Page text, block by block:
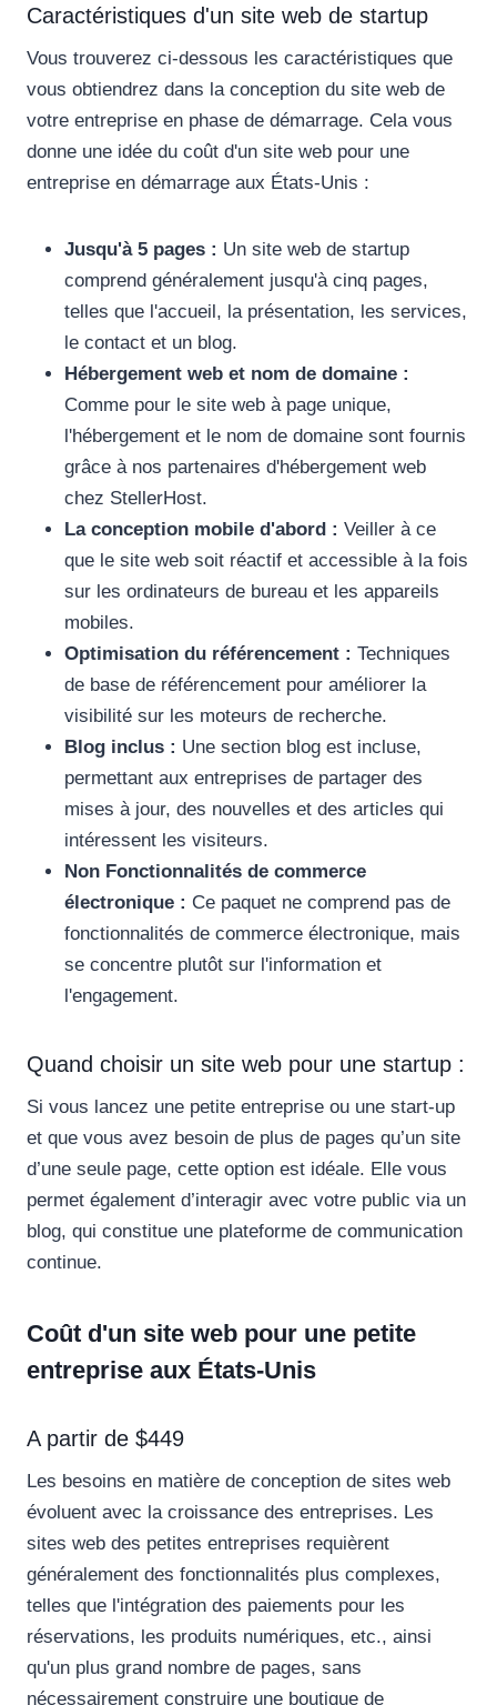
Caractéristiques d'un site web de startup
Vous trouverez ci-dessous les caractéristiques que
vous obtiendrez dans la conception du site web de
votre entreprise en phase de démarrage. Cela vous
donne une idée du coût d'un site web pour une
entreprise en démarrage aux États-Unis :
Jusqu'à 5 pages : Un site web de startup
comprend généralement jusqu'à cinq pages,
telles que l'accueil, la présentation, les services,
le contact et un blog.
Hébergement web et nom de domaine :
Comme pour le site web à page unique,
l'hébergement et le nom de domaine sont fournis
grâce à nos partenaires d'hébergement web
chez StellerHost.
La conception mobile d'abord : Veiller à ce
que le site web soit réactif et accessible à la fois
sur les ordinateurs de bureau et les appareils
mobiles.
Optimisation du référencement : Techniques
de base de référencement pour améliorer la
visibilité sur les moteurs de recherche.
Blog inclus : Une section blog est incluse,
permettant aux entreprises de partager des
mises à jour, des nouvelles et des articles qui
intéressent les visiteurs.
Non Fonctionnalités de commerce
électronique : Ce paquet ne comprend pas de
fonctionnalités de commerce électronique, mais
se concentre plutôt sur l'information et
l'engagement.
Quand choisir un site web pour une startup :
Si vous lancez une petite entreprise ou une start-up
et que vous avez besoin de plus de pages qu’un site
d’une seule page, cette option est idéale. Elle vous
permet également d’interagir avec votre public via un
blog, qui constitue une plateforme de communication
continue.
Coût d'un site web pour une petite
entreprise aux États-Unis
A partir de $449
Les besoins en matière de conception de sites web
évoluent avec la croissance des entreprises. Les
sites web des petites entreprises requièrent
généralement des fonctionnalités plus complexes,
telles que l'intégration des paiements pour les
réservations, les produits numériques, etc., ainsi
qu'un plus grand nombre de pages, sans
nécessairement construire une boutique de